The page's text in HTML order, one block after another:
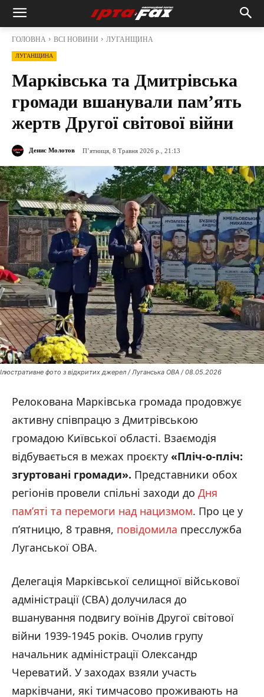
ГОЛОВНА ВСІ НОВИНИ ЛУГАНЩИНА
ЛУГАНЩИНА
Марківська та Дмитрівська
громади вшанували пам’ять
жертв Другої світової війни
Денис Молотов П’ятниця, 8 Травня 2026 р., 21:13
Ілюстративне фото з відкритих джерел / Луганська ОВА / 08.05.2026
Релокована Марківська громада продовжує
активну співпрацю з Дмитрівською
громадою Київської області. Взаємодія
відбувається в межах проєкту «Пліч-о-пліч:
згуртовані громади». Представники обох
регіонів провели спільні заходи до Дня
пам’яті та перемоги над нацизмом. Про це у
п’ятницю, 8 травня, повідомила пресслужба
Луганської ОВА.
Делегація Марківської селищної військової
адміністрації (СВА) долучилася до
вшанування подвигу воїнів Другої світової
війни 1939-1945 років. Очолив групу
начальник адміністрації Олександр
Череватий. У заходах взяли участь
марківчани, які тимчасово проживають на